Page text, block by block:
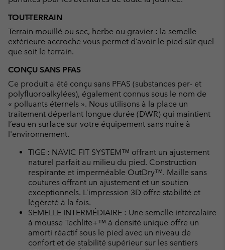
TOUT-TERRAIN
Terrain mouillé ou sec, herbe ou gravier : la semelle
extérieure accroche vous permet d’avoir le pied sûr quel
que soit le terrain.
CONÇU SANS PFAS
Ce produit a été conçu sans PFAS (substances per- et
polyfluoroalkylées), également connus sous le nom de
« polluants éternels ». Nous utilisons à la place un
traitement déperlant longue durée (DWR) qui maintient
l’eau en surface sur votre équipement sans nuire à
l'environnement.
TIGE : NAVIC FIT SYSTEM™ offrant un ajustement
naturel parfait au milieu du pied. Construction
respirante et imperméable OutDry™. Maille sans
coutures offrant un ajustement et un soutien
exceptionnels. L’impression 3D offre stabilité et
légèreté à la fois.
SEMELLE INTERMÉDIAIRE : Une semelle intercalaire
à mousse Techlite+™ à densité unique offre un
amorti réactif sous le pied avec un niveau de
confort et de stabilité supérieur sur les sentiers